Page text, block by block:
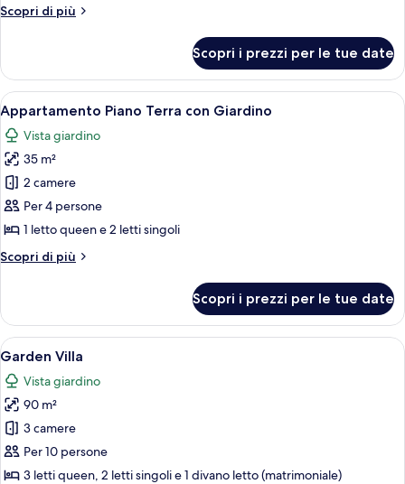
Vista
Scopri di più
Altri
1°
Piano
Vista
Mare
Scopri i prezzi per le tue date
Apri
tutte
le
foto
per
Appartamento
Piano
con
Appartamento Piano Terra con
8
Appartamento Piano Terra con Giardino
Vista giardino
35 m²
2 camere
Per 4 persone
1 letto queen e 2 letti singoli
Scopri di più
Altri
Piano
Terra
con
Scopri i prezzi per le tue date
Apri
tutte
le
foto
per
Garden
Villa
Copriletto in piuma, minibar, una
12
Garden Villa
Vista giardino
90 m²
3 camere
Per 10 persone
3 letti queen, 2 letti singoli e 1 divano letto (matrimoniale)